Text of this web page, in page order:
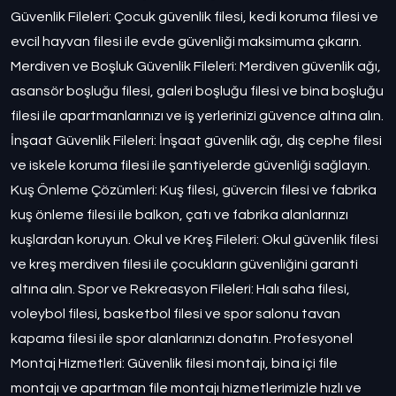
Güvenlik Fileleri: Çocuk güvenlik filesi, kedi koruma filesi ve
evcil hayvan filesi ile evde güvenliği maksimuma çıkarın.
Merdiven ve Boşluk Güvenlik Fileleri: Merdiven güvenlik ağı,
asansör boşluğu filesi, galeri boşluğu filesi ve bina boşluğu
filesi ile apartmanlarınızı ve iş yerlerinizi güvence altına alın.
İnşaat Güvenlik Fileleri: İnşaat güvenlik ağı, dış cephe filesi
ve iskele koruma filesi ile şantiyelerde güvenliği sağlayın.
Kuş Önleme Çözümleri: Kuş filesi, güvercin filesi ve fabrika
kuş önleme filesi ile balkon, çatı ve fabrika alanlarınızı
kuşlardan koruyun. Okul ve Kreş Fileleri: Okul güvenlik filesi
ve kreş merdiven filesi ile çocukların güvenliğini garanti
altına alın. Spor ve Rekreasyon Fileleri: Halı saha filesi,
voleybol filesi, basketbol filesi ve spor salonu tavan
kapama filesi ile spor alanlarınızı donatın. Profesyonel
Montaj Hizmetleri: Güvenlik filesi montajı, bina içi file
montajı ve apartman file montajı hizmetlerimizle hızlı ve